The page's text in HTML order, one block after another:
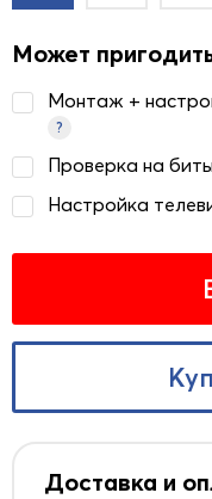
Может
Монтаж +
?
Проверка на
Настройка
Доставка и